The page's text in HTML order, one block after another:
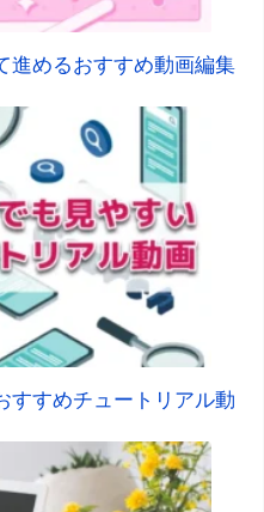
進めるおすすめ動画編集
すすめチュートリアル動